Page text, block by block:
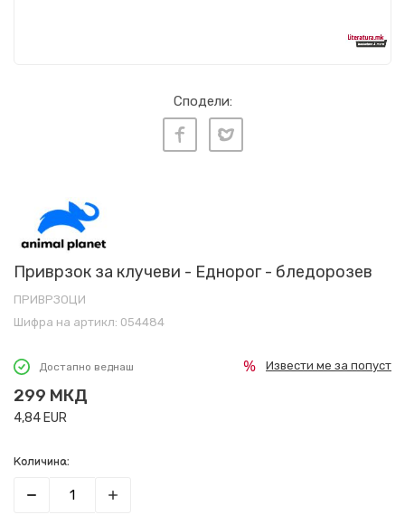
Сподели:
Приврзок за клучеви - Еднорог - бледорозев
ПРИВРЗОЦИ
Шифра на артикл: 054484
Достапно веднаш
299 МКД
4,84EUR
Извести ме за попуст
Количина: